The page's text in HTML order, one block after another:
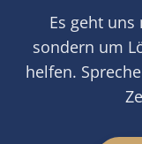
Es geht
sondern um
helfen.